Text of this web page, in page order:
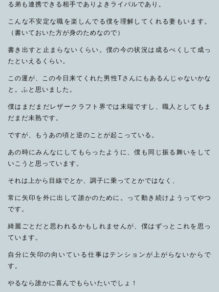
る弟も連携できる相手でありよきライバルであり。
こんな不安定な職を楽しんでる僕を理解してくれる妻もいます。
（書いておいた方が身のためなので）
書き出すと止まらないくらい。僕の今の状況は成るべくして成っ
たといえるくらい。
この運が、この今日来てくれた男性Tさんにもあるんじゃないかな
と。ふと思いました。
僕はまだまだレザークラフト界では末端ですし、職人としてもま
だまだ未熟です。
ですが、もうあの頃と逆のことが起こっている。
あの時にみんなにしてもらったように、僕も同じ振る舞いをして
いこうと思っています。
それは上から目線でとか、調子に乗ってとかではなく、
常に矢印を外に出して誰かのために。って動き続けようってやつ
です。
綺麗ごとだと思われるかもしれませんが、僕はずっとこれを思っ
ています。
自分に矢印の向いている仕事はテンションが上がらないからで
す。
やるなら誰かに喜んでもらいたいでしょ！